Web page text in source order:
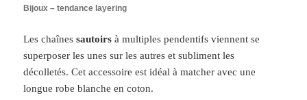
Bijoux – tendance layering
Les chaînessautoirs à multiples pendentifs viennent se
superposer les unes sur les autres et subliment les
décolletés. Cet accessoire est idéal à matcher avec une
longue robe blanche en coton.